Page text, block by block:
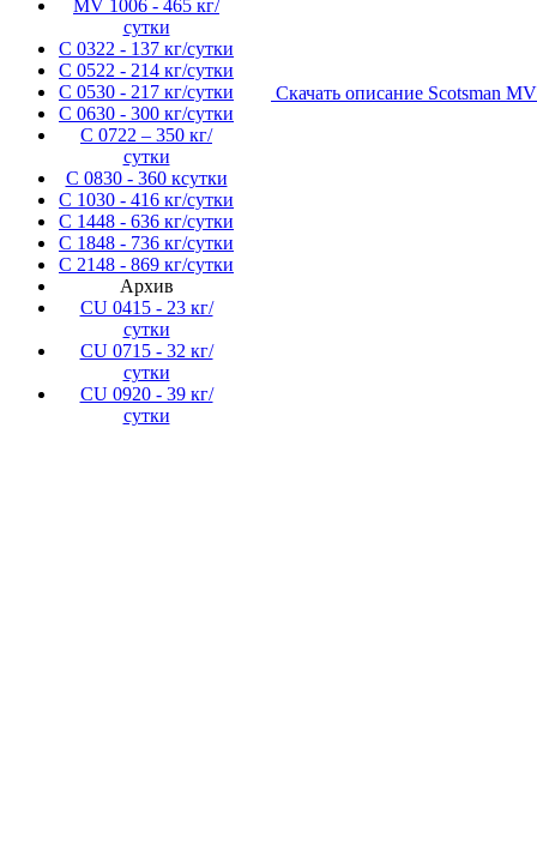
MV 1006 - 465 кг/
сутки
C 0322 - 137 кг/сутки
C 0522 - 214 кг/сутки
C 0530 - 217 кг/сутки
C 0630 - 300 кг/сутки
C 0722 – 350 кг/
сутки
C 0830 - 360 ксутки
C 1030 - 416 кг/сутки
C 1448 - 636 кг/сутки
C 1848 - 736 кг/сутки
C 2148 - 869 кг/сутки
Архив
CU 0415 - 23 кг/
сутки
CU 0715 - 32 кг/
сутки
CU 0920 - 39 кг/
сутки
Скачать описание Scotsman